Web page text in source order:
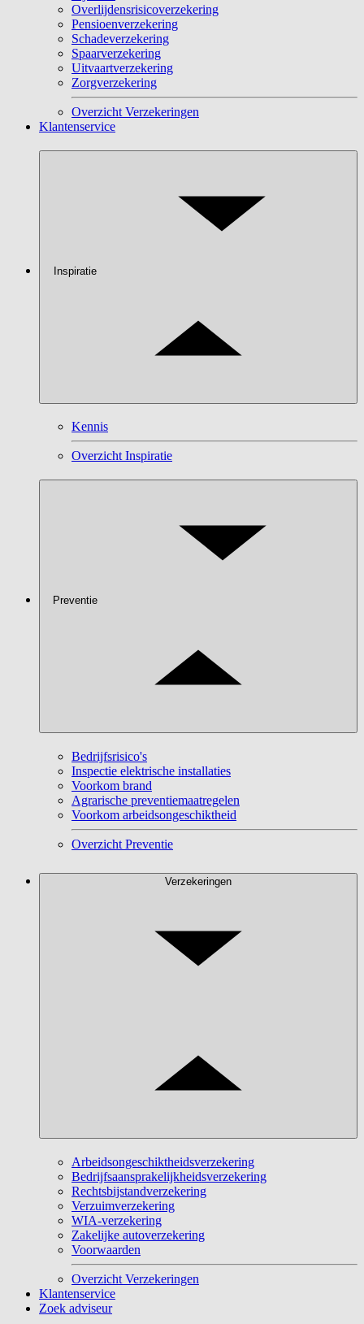
Overlijdensrisicoverzekering
Pensioenverzekering
Schadeverzekering
Spaarverzekering
Uitvaartverzekering
Zorgverzekering
Overzicht Verzekeringen
Klantenservice
Inspiratie
Kennis
Overzicht Inspiratie
Preventie
Bedrijfsrisico's
Inspectie elektrische installaties
Voorkom brand
Agrarische preventiemaatregelen
Voorkom arbeidsongeschiktheid
Overzicht Preventie
Verzekeringen
Arbeidsongeschiktheidsverzekering
Bedrijfsaansprakelijkheidsverzekering
Rechtsbijstandverzekering
Verzuimverzekering
WIA-verzekering
Zakelijke autoverzekering
Voorwaarden
Overzicht Verzekeringen
Klantenservice
Zoek adviseur